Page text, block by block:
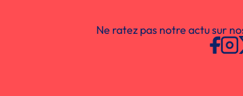
Ne ratez pas notre actu sur